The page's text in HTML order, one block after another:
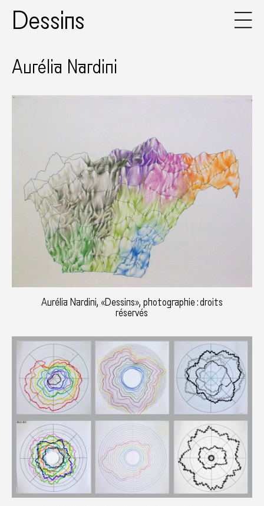
Dessins
Aurélia Nardini
Aurélia Nardini, «Dessins», photographie : droits
réservés